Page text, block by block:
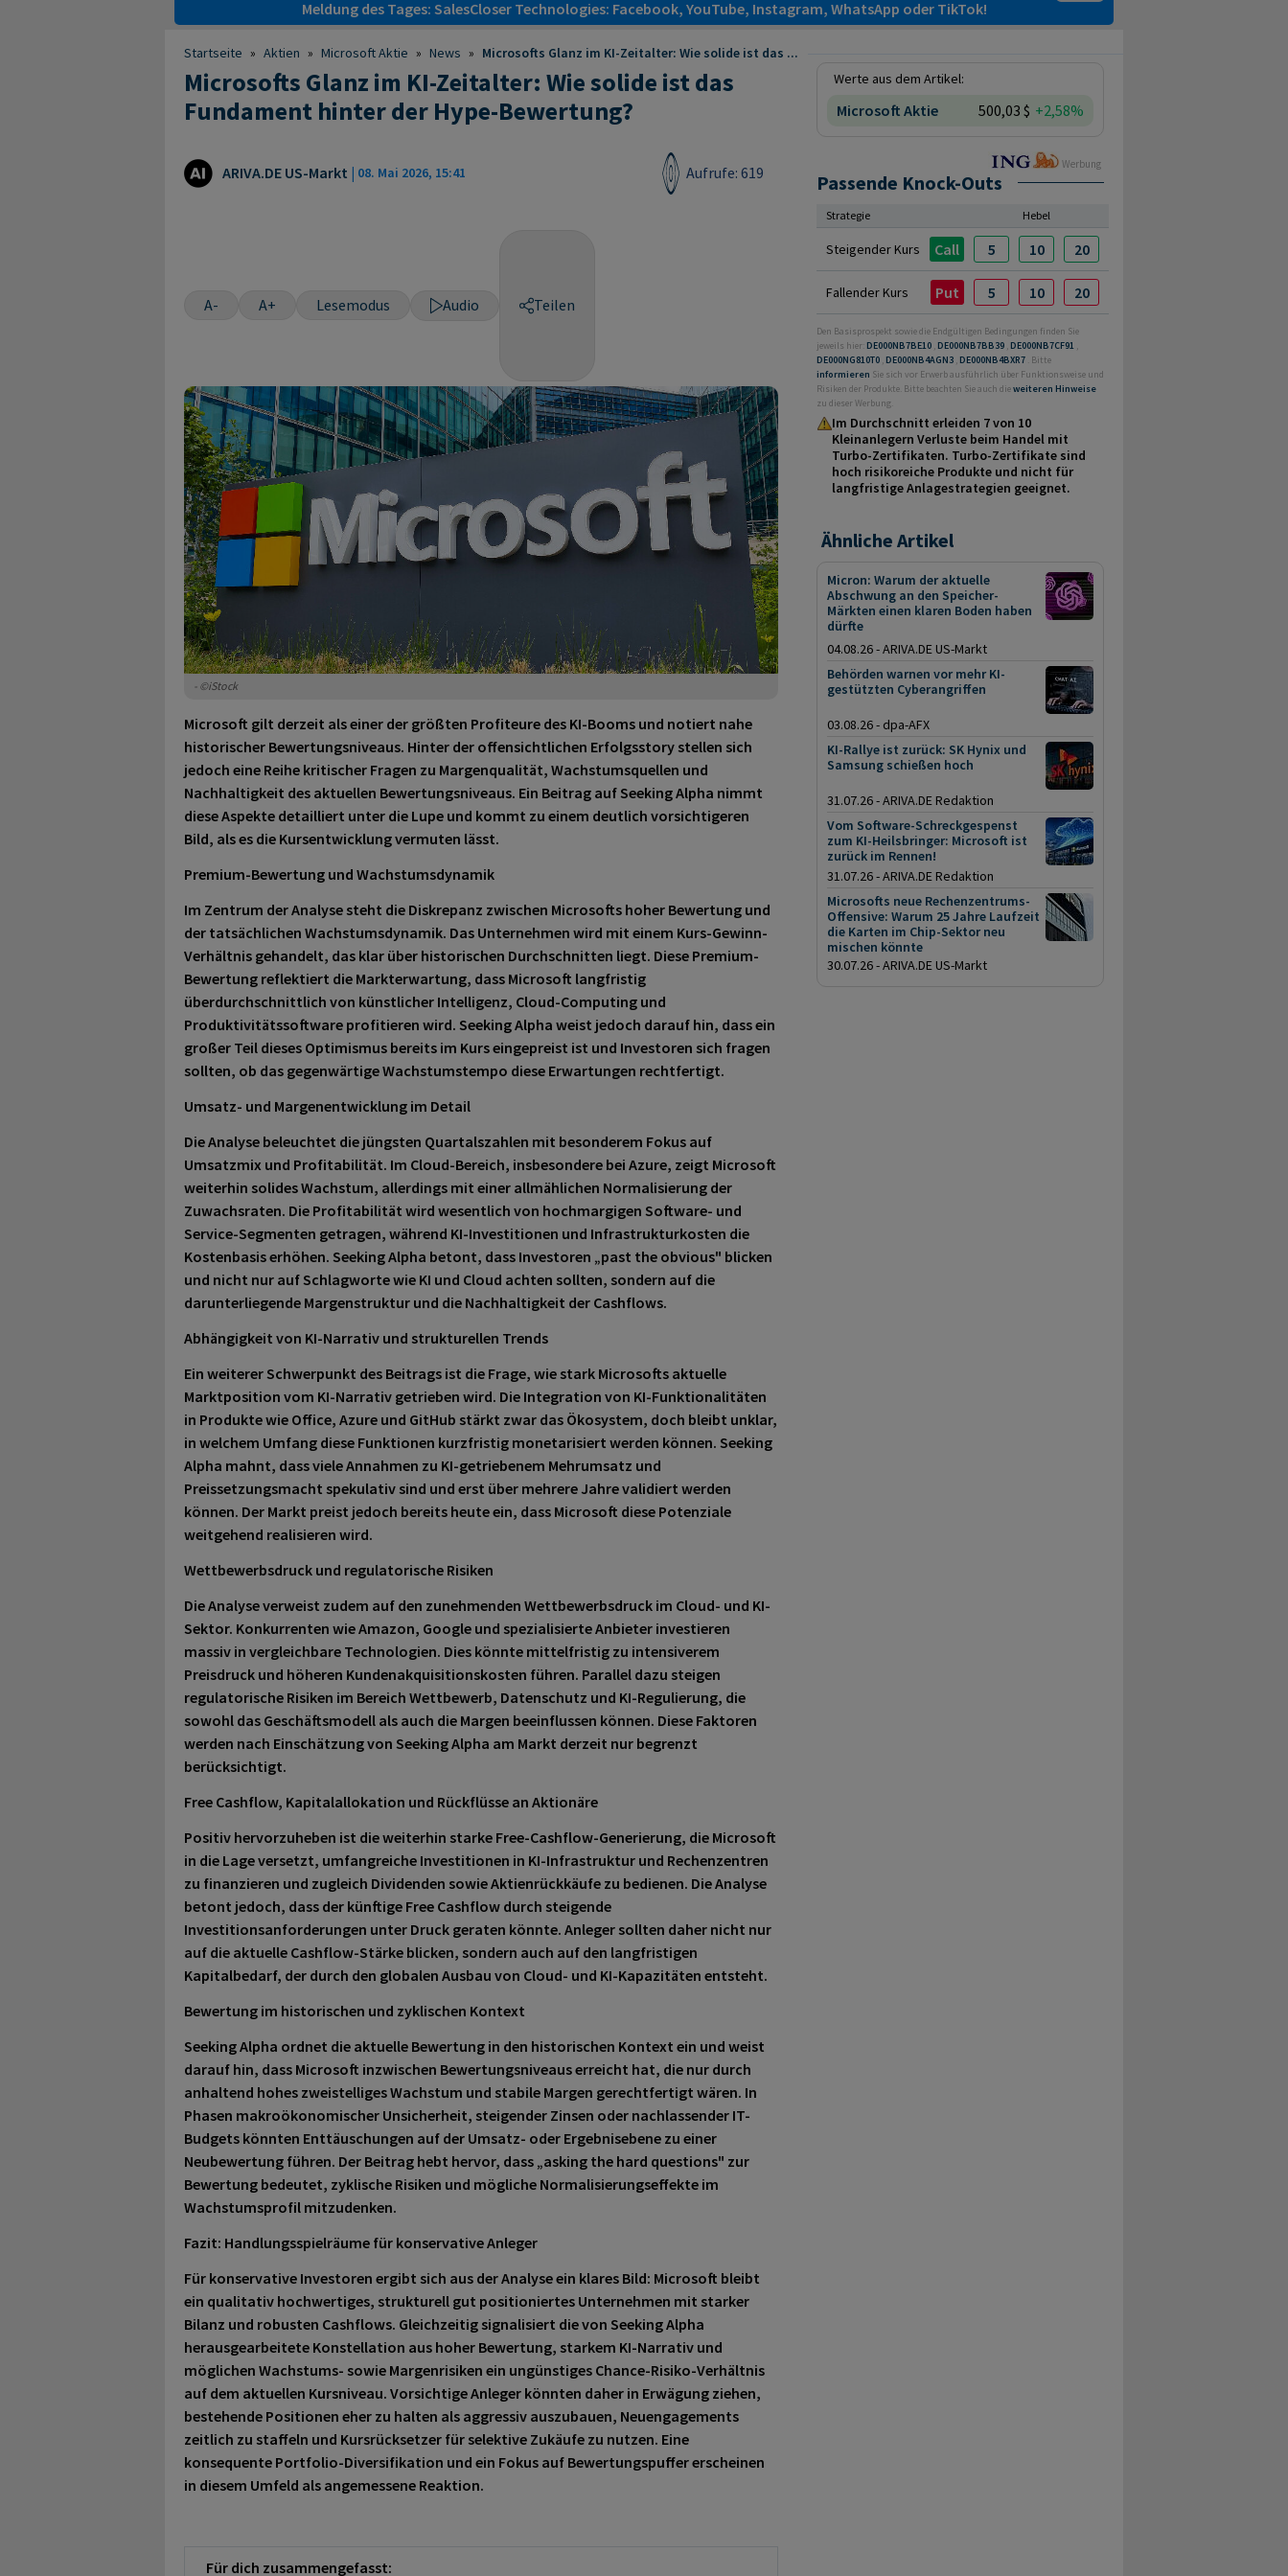
Meldung des Tages: SalesCloser Technologies: Facebook, YouTube, Instagram, WhatsApp oder TikTok!
Startseite » Aktien » Microsoft Aktie » News » Microsofts Glanz im KI-Zeitalter: Wie solide ist das ...
Microsofts Glanz im KI-Zeitalter: Wie solide ist das
Fundament hinter der Hype-Bewertung?
ARIVA.DE US-Markt | 08. Mai 2026, 15:41 Aufrufe: 619
A- A+ Lesemodus Audio Teilen
- ©iStock
Microsoft gilt derzeit als einer der größten Profiteure des KI-Booms und notiert nahe
historischer Bewertungsniveaus. Hinter der offensichtlichen Erfolgsstory stellen sich
jedoch eine Reihe kritischer Fragen zu Margenqualität, Wachstumsquellen und
Nachhaltigkeit des aktuellen Bewertungsniveaus. Ein Beitrag auf Seeking Alpha nimmt
diese Aspekte detailliert unter die Lupe und kommt zu einem deutlich vorsichtigeren
Bild, als es die Kursentwicklung vermuten lässt.
Premium-Bewertung und Wachstumsdynamik
Im Zentrum der Analyse steht die Diskrepanz zwischen Microsofts hoher Bewertung und
der tatsächlichen Wachstumsdynamik. Das Unternehmen wird mit einem Kurs-Gewinn-
Verhältnis gehandelt, das klar über historischen Durchschnitten liegt. Diese Premium-
Bewertung reflektiert die Markterwartung, dass Microsoft langfristig
überdurchschnittlich von künstlicher Intelligenz, Cloud-Computing und
Produktivitätssoftware profitieren wird. Seeking Alpha weist jedoch darauf hin, dass ein
großer Teil dieses Optimismus bereits im Kurs eingepreist ist und Investoren sich fragen
sollten, ob das gegenwärtige Wachstumstempo diese Erwartungen rechtfertigt.
Umsatz- und Margenentwicklung im Detail
Die Analyse beleuchtet die jüngsten Quartalszahlen mit besonderem Fokus auf
Umsatzmix und Profitabilität. Im Cloud-Bereich, insbesondere bei Azure, zeigt Microsoft
weiterhin solides Wachstum, allerdings mit einer allmählichen Normalisierung der
Zuwachsraten. Die Profitabilität wird wesentlich von hochmargigen Software- und
Service-Segmenten getragen, während KI-Investitionen und Infrastrukturkosten die
Kostenbasis erhöhen. Seeking Alpha betont, dass Investoren „past the obvious" blicken
und nicht nur auf Schlagworte wie KI und Cloud achten sollten, sondern auf die
darunterliegende Margenstruktur und die Nachhaltigkeit der Cashflows.
Abhängigkeit von KI-Narrativ und strukturellen Trends
Ein weiterer Schwerpunkt des Beitrags ist die Frage, wie stark Microsofts aktuelle
Marktposition vom KI-Narrativ getrieben wird. Die Integration von KI-Funktionalitäten
in Produkte wie Office, Azure und GitHub stärkt zwar das Ökosystem, doch bleibt unklar,
in welchem Umfang diese Funktionen kurzfristig monetarisiert werden können. Seeking
Alpha mahnt, dass viele Annahmen zu KI-getriebenem Mehrumsatz und
Preissetzungsmacht spekulativ sind und erst über mehrere Jahre validiert werden
können. Der Markt preist jedoch bereits heute ein, dass Microsoft diese Potenziale
weitgehend realisieren wird.
Wettbewerbsdruck und regulatorische Risiken
Die Analyse verweist zudem auf den zunehmenden Wettbewerbsdruck im Cloud- und KI-
Sektor. Konkurrenten wie Amazon, Google und spezialisierte Anbieter investieren
massiv in vergleichbare Technologien. Dies könnte mittelfristig zu intensiverem
Preisdruck und höheren Kundenakquisitionskosten führen. Parallel dazu steigen
regulatorische Risiken im Bereich Wettbewerb, Datenschutz und KI-Regulierung, die
sowohl das Geschäftsmodell als auch die Margen beeinflussen können. Diese Faktoren
werden nach Einschätzung von Seeking Alpha am Markt derzeit nur begrenzt
berücksichtigt.
Free Cashflow, Kapitalallokation und Rückflüsse an Aktionäre
Positiv hervorzuheben ist die weiterhin starke Free-Cashflow-Generierung, die Microsoft
in die Lage versetzt, umfangreiche Investitionen in KI-Infrastruktur und Rechenzentren
zu finanzieren und zugleich Dividenden sowie Aktienrückkäufe zu bedienen. Die Analyse
betont jedoch, dass der künftige Free Cashflow durch steigende
Investitionsanforderungen unter Druck geraten könnte. Anleger sollten daher nicht nur
auf die aktuelle Cashflow-Stärke blicken, sondern auch auf den langfristigen
Kapitalbedarf, der durch den globalen Ausbau von Cloud- und KI-Kapazitäten entsteht.
Bewertung im historischen und zyklischen Kontext
Seeking Alpha ordnet die aktuelle Bewertung in den historischen Kontext ein und weist
darauf hin, dass Microsoft inzwischen Bewertungsniveaus erreicht hat, die nur durch
anhaltend hohes zweistelliges Wachstum und stabile Margen gerechtfertigt wären. In
Phasen makroökonomischer Unsicherheit, steigender Zinsen oder nachlassender IT-
Budgets könnten Enttäuschungen auf der Umsatz- oder Ergebnisebene zu einer
Neubewertung führen. Der Beitrag hebt hervor, dass „asking the hard questions" zur
Bewertung bedeutet, zyklische Risiken und mögliche Normalisierungseffekte im
Wachstumsprofil mitzudenken.
Fazit: Handlungsspielräume für konservative Anleger
Für konservative Investoren ergibt sich aus der Analyse ein klares Bild: Microsoft bleibt
ein qualitativ hochwertiges, strukturell gut positioniertes Unternehmen mit starker
Bilanz und robusten Cashflows. Gleichzeitig signalisiert die von Seeking Alpha
herausgearbeitete Konstellation aus hoher Bewertung, starkem KI-Narrativ und
möglichen Wachstums- sowie Margenrisiken ein ungünstiges Chance-Risiko-Verhältnis
auf dem aktuellen Kursniveau. Vorsichtige Anleger könnten daher in Erwägung ziehen,
bestehende Positionen eher zu halten als aggressiv auszubauen, Neuengagements
zeitlich zu staffeln und Kursrücksetzer für selektive Zukäufe zu nutzen. Eine
konsequente Portfolio-Diversifikation und ein Fokus auf Bewertungspuffer erscheinen
in diesem Umfeld als angemessene Reaktion.
Für dich zusammengefasst:
Werte aus dem Artikel:
Microsoft Aktie 500,03 $ +2,58%
Werbung
Passende Knock-Outs
Strategie Hebel
Steigender Kurs Call 5 10 20
Fallender Kurs Put 5 10 20
Den Basisprospekt sowie die Endgültigen Bedingungen finden Sie
jeweils hier: DE000NB7BE10 ,DE000NB7BB39 ,DE000NB7CF91 ,
DE000NG810T0 ,DE000NB4AGN3 ,DE000NB4BXR7 . Bitte
informieren Sie sich vor Erwerb ausführlich über Funktionsweise und
Risiken der Produkte. Bitte beachten Sie auch dieweiteren Hinweise
zu dieser Werbung.
Im Durchschnitt erleiden 7 von 10
Kleinanlegern Verluste beim Handel mit
Turbo-Zertifikaten. Turbo-Zertifikate sind
hoch risikoreiche Produkte und nicht für
langfristige Anlage­strategien geeignet.
Ähnliche Artikel
Micron: Warum der aktuelle
Abschwung an den Speicher-
Märkten einen klaren Boden haben
dürfte
04.08.26 - ARIVA.DE US-Markt
Behörden warnen vor mehr KI-
gestützten Cyberangriffen
03.08.26 - dpa-AFX
KI-Rallye ist zurück: SK Hynix und
Samsung schießen hoch
31.07.26 - ARIVA.DE Redaktion
Vom Software-Schreckgespenst
zum KI-Heilsbringer: Microsoft ist
zurück im Rennen!
31.07.26 - ARIVA.DE Redaktion
Microsofts neue Rechenzentrums-
Offensive: Warum 25 Jahre Laufzeit
die Karten im Chip-Sektor neu
mischen könnte
30.07.26 - ARIVA.DE US-Markt